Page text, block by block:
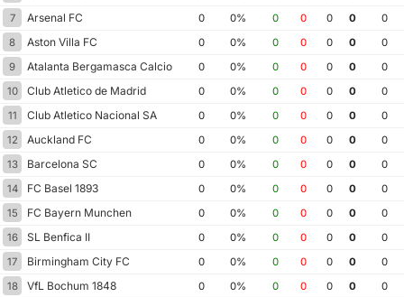
7
Arsenal FC 0 0% 0 0 0 0
0
8
Aston Villa FC 0 0% 0 0 0 0
0
9
Atalanta Bergamasca Calcio 0 0% 0 0 0 0
0
10
Club Atletico de Madrid 0 0% 0 0 0 0
0
11
Club Atletico Nacional SA 0 0% 0 0 0 0
0
12
Auckland FC 0 0% 0 0 0 0
0
13
Barcelona SC 0 0% 0 0 0 0
0
14
FC Basel 1893 0 0% 0 0 0 0
0
15
FC Bayern Munchen 0 0% 0 0 0 0
0
16
SL Benfica II 0 0% 0 0 0 0
0
17
Birmingham City FC 0 0% 0 0 0 0
0
18
VfL Bochum 1848 0 0% 0 0 0 0
0